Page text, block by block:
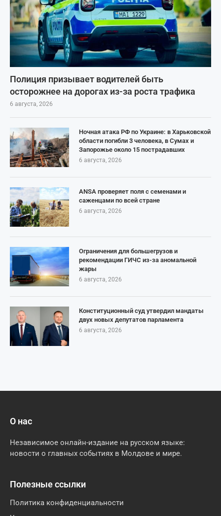
Полиция призывает водителей быть
осторожнее на дорогах из-за роста трафика
6 августа, 2026
Ночная атака РФ по Украине: в Харьковской
области погибли 3 человека, в Сумах и
Запорожье около 15 пострадавших
6 августа, 2026
ANSA проверяет поля с семенами и
саженцами по всей стране
6 августа, 2026
Ограничения для большегрузов и
рекомендации ГИЧС из-за аномальной
жары
6 августа, 2026
Конституционный суд утвердил мандаты
двух новых депутатов парламента
6 августа, 2026
О нас
Независимое онлайн-издание на русском языке:
новости о главных событиях в Молдове и мире.
Полезные ссылки
Политика конфиденциальности